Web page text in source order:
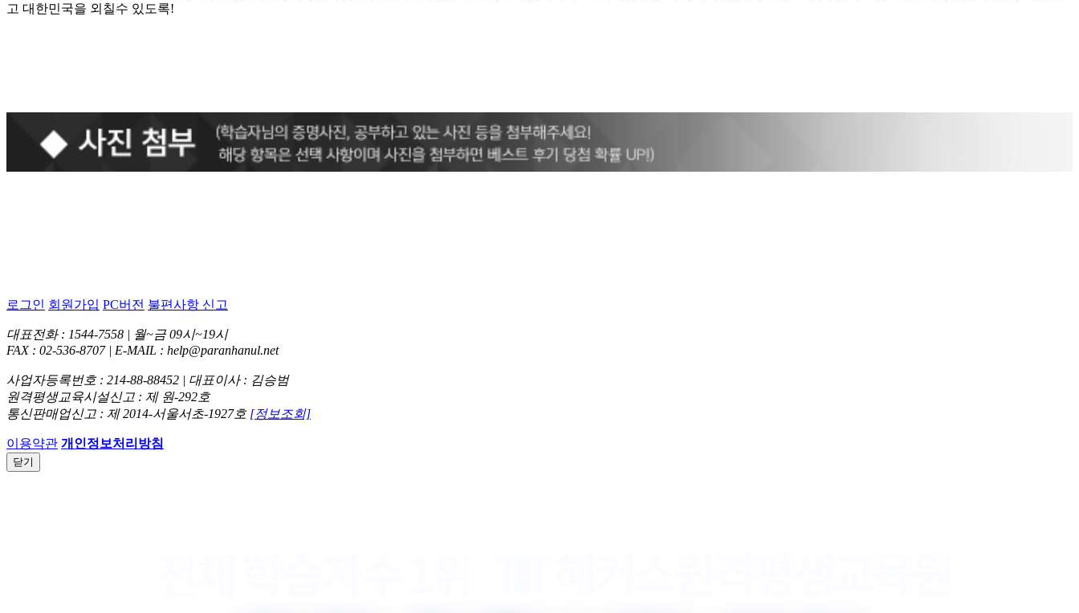
고 대한민국을 외칠수 있도록!
로그인 회원가입 PC버전 불편사항 신고
대표전화 : 1544-7558 | 월~금 09시~19시
FAX : 02-536-8707 | E-MAIL : help@paranhanul.net
사업자등록번호 : 214-88-88452 | 대표이사 : 김승범
원격평생교육시설신고 : 제 원-292호
통신판매업신고 : 제 2014-서울서초-1927호 [정보조회]
이용약관 개인정보처리방침
닫기